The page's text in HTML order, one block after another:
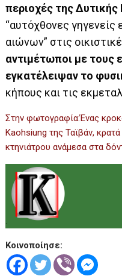
περιοχές της
“αυτόχθονες γηγενείς
αιώνων” στις
αντιμέτωποι με τους
εγκατέλειψαν το
κήπους και τις
Στην φωτογραφία:Ένας
Kaohsiung της Ταϊβάν,
κτηνιάτρου ανάμεσα στα
Κοινοποίησε: